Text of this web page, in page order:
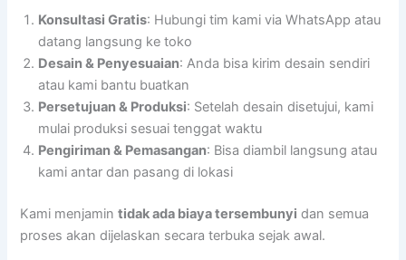
Konsultasi Gratis: Hubungi tim kami via WhatsApp atau
datang langsung ke toko
Desain & Penyesuaian: Anda bisa kirim desain sendiri
atau kami bantu buatkan
Persetujuan & Produksi: Setelah desain disetujui, kami
mulai produksi sesuai tenggat waktu
Pengiriman & Pemasangan: Bisa diambil langsung atau
kami antar dan pasang di lokasi
Kami menjamintidak ada biaya tersembunyi dan semua
proses akan dijelaskan secara terbuka sejak awal.